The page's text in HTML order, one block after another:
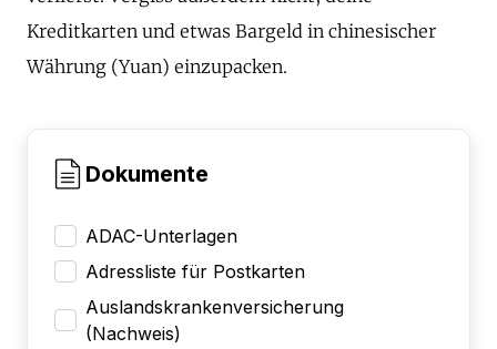
Kreditkarten und etwas Bargeld in chinesischer
Währung (Yuan) einzupacken.
Dokumente
ADAC-Unterlagen
Adressliste für Postkarten
Auslandskrankenversicherung
(Nachweis)